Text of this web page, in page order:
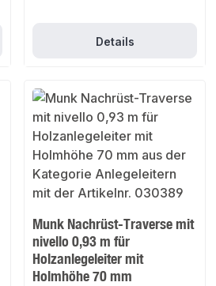
Details
Munk Nachrüst-Traverse mit
nivello 0,93 m für
Holzanlegeleiter mit
Holmhöhe 70 mm